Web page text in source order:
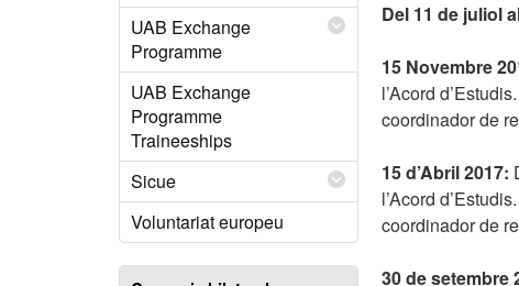
UAB Exchange
Programme
UAB Exchange
Programme
Traineeships
Sicue
Voluntariat europeu
Del 11 de juliol
15 Novembre
l’Acord
coordinador de
15 d’Abril 2017:
l’Acord
coordinador de
30 de setembre